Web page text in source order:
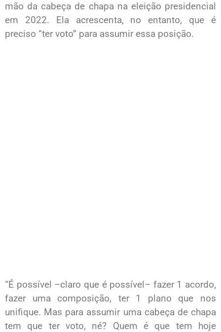
mão da cabeça de chapa na eleição presidencial
em 2022. Ela acrescenta, no entanto, que é
preciso “ter voto” para assumir essa posição.
“É possível –claro que é possível– fazer 1 acordo,
fazer uma composição, ter 1 plano que nos
unifique. Mas para assumir uma cabeça de chapa
tem que ter voto, né? Quem é que tem hoje